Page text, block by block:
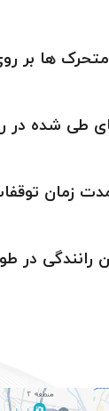
ها بر
طی شده در
زمان
در